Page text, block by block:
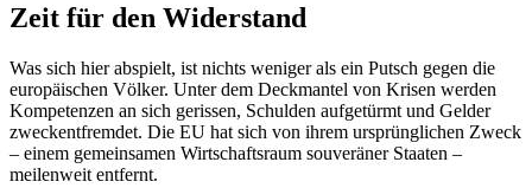
Zeit für den Widerstand
Was sich hier abspielt, ist nichts weniger als ein Putsch gegen die
europäischen Völker. Unter dem Deckmantel von Krisen werden
Kompetenzen an sich gerissen, Schulden aufgetürmt und Gelder
zweckentfremdet. Die EU hat sich von ihrem ursprünglichen Zweck
– einem gemeinsamen Wirtschaftsraum souveräner Staaten –
meilenweit entfernt.